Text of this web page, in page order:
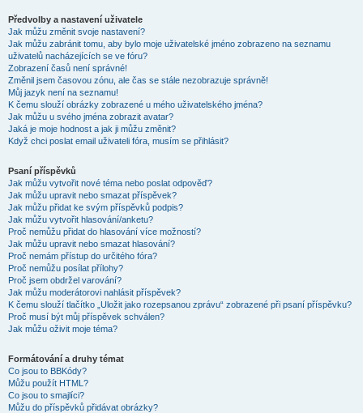
Předvolby a nastavení uživatele
Jak můžu změnit svoje nastavení?
Jak můžu zabránit tomu, aby bylo moje uživatelské jméno zobrazeno na seznamu
uživatelů nacházejících se ve fóru?
Zobrazení časů není správné!
Změnil jsem časovou zónu, ale čas se stále nezobrazuje správně!
Můj jazyk není na seznamu!
K čemu slouží obrázky zobrazené u mého uživatelského jména?
Jak můžu u svého jména zobrazit avatar?
Jaká je moje hodnost a jak ji můžu změnit?
Když chci poslat email uživateli fóra, musím se přihlásit?
Psaní příspěvků
Jak můžu vytvořit nové téma nebo poslat odpověď?
Jak můžu upravit nebo smazat příspěvek?
Jak můžu přidat ke svým příspěvků podpis?
Jak můžu vytvořit hlasování/anketu?
Proč nemůžu přidat do hlasování více možností?
Jak můžu upravit nebo smazat hlasování?
Proč nemám přístup do určitého fóra?
Proč nemůžu posílat přílohy?
Proč jsem obdržel varování?
Jak můžu moderátorovi nahlásit příspěvek?
K čemu slouží tlačítko „Uložit jako rozepsanou zprávu“ zobrazené při psaní příspěvku?
Proč musí být můj příspěvek schválen?
Jak můžu oživit moje téma?
Formátování a druhy témat
Co jsou to BBKódy?
Můžu použít HTML?
Co jsou to smajlíci?
Můžu do příspěvků přidávat obrázky?